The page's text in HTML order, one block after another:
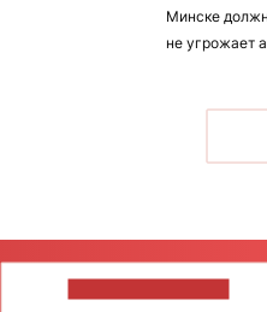
Минске
не угрожает